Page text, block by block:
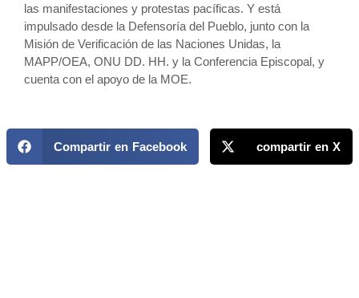
las manifestaciones y protestas pacíficas. Y está
impulsado desde la Defensoría del Pueblo, junto con la
Misión de Verificación de las Naciones Unidas, la
MAPP/OEA, ONU DD. HH. y la Conferencia Episcopal, y
cuenta con el apoyo de la MOE.
Compartir en Facebook compartir en X